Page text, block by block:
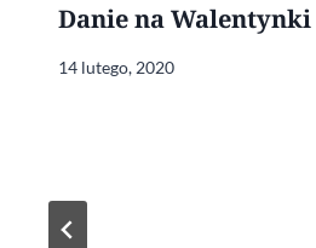
Danie na Walentynki
14 lutego, 2020